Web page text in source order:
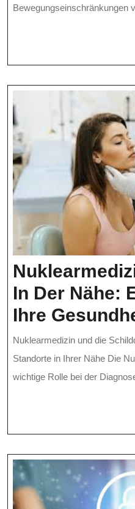
Bewegungseinschränkungen
In Der Nähe:
Ihre
Nuklearmedizin und die
Standorte in Ihrer Nähe Die
wichtige Rolle bei der